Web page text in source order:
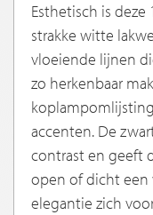
Esthetisch is
strakke witte
vloeiende lijnen
zo herkenbaar
accenten. De
contrast en geeft
open of dicht een
elegantie zich